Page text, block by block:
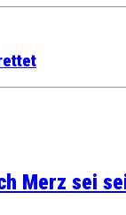
Merz sei